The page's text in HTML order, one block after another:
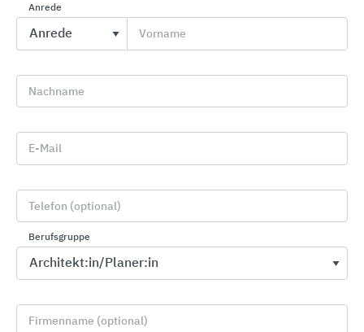
Entwässerungssysteme
BLÜCHER Germany
Anrede
Vorname
Nachname
E-Mail
Telefon (optional)
Berufsgruppe
Firmenname (optional)